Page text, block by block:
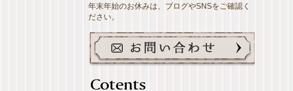
年末年始のお休みは、ブログやSNSをご確認く
ださい。